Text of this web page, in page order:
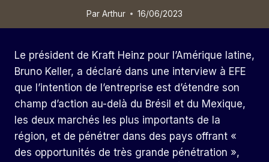
Par Arthur 16/06/2023
Le président de Kraft Heinz pour l’Amérique latine,
Bruno Keller, a déclaré dans une interview à EFE
que l’intention de l’entreprise est d’étendre son
champ d’action au-delà du Brésil et du Mexique,
les deux marchés les plus importants de la
région, et de pénétrer dans des pays offrant «
des opportunités de très grande pénétration »,